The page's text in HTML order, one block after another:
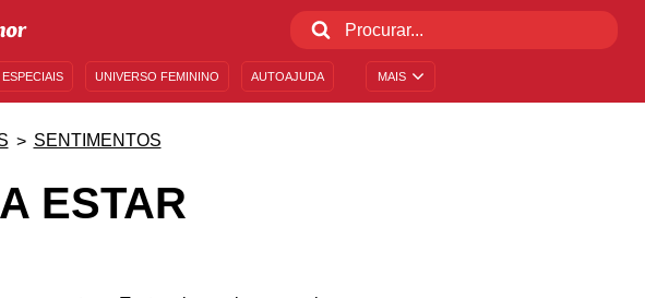
MAIS
ESPECIAIS UNIVERSO FEMININO AUTOAJUDA
SENTIMENTOS
ESTAR